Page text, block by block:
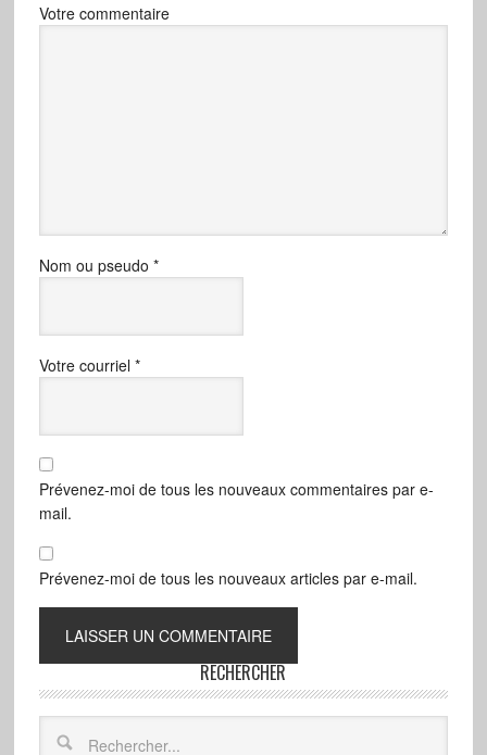
Votre commentaire
Nom ou pseudo *
Votre courriel *
Prévenez-moi de tous les nouveaux commentaires par e-
mail.
Prévenez-moi de tous les nouveaux articles par e-mail.
RECHERCHER